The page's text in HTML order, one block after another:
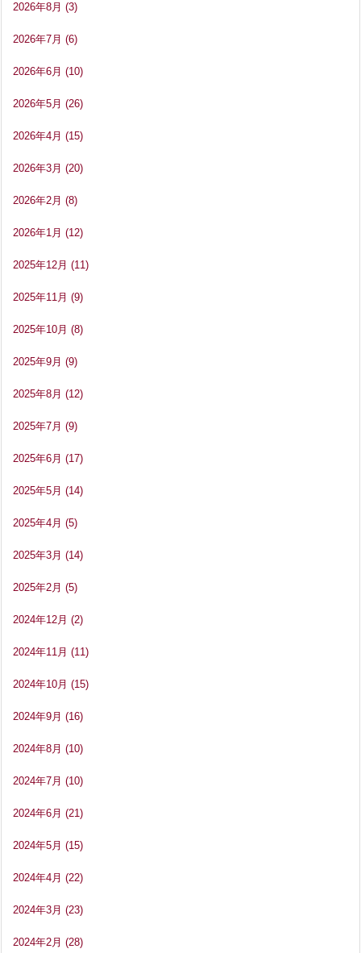
2026年8月 (3)
2026年7月 (6)
2026年6月 (10)
2026年5月 (26)
2026年4月 (15)
2026年3月 (20)
2026年2月 (8)
2026年1月 (12)
2025年12月 (11)
2025年11月 (9)
2025年10月 (8)
2025年9月 (9)
2025年8月 (12)
2025年7月 (9)
2025年6月 (17)
2025年5月 (14)
2025年4月 (5)
2025年3月 (14)
2025年2月 (5)
2024年12月 (2)
2024年11月 (11)
2024年10月 (15)
2024年9月 (16)
2024年8月 (10)
2024年7月 (10)
2024年6月 (21)
2024年5月 (15)
2024年4月 (22)
2024年3月 (23)
2024年2月 (28)